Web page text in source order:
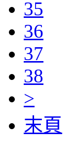
35
36
37
38
>
末頁